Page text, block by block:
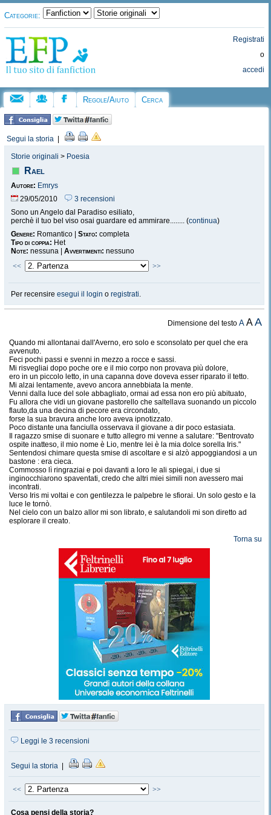
Categorie:
Registrati
o
accedi
Regole/Aiuto Cerca
Segui la storia
Storie originali > Poesia
Rael
Autore: Emrys
29/05/2010
3 recensioni
Sono un Angelo dal Paradiso esiliato,
perchè il tuo bel viso osai guardare ed ammirare........ (continua)
Genere: Romantico | Stato: completa
Tipo di coppia: Het
Note: nessuna | Avvertimenti: nessuno
<<
>>
Per recensire esegui il login o registrati.
Dimensione del testoA AA
Quando mi allontanai dall'Averno, ero solo e sconsolato per quel che era
avvenuto.
Feci pochi passi e svenni in mezzo a rocce e sassi.
Mi risvegliai dopo poche ore e il mio corpo non provava più dolore,
ero in un piccolo letto, in una capanna dove doveva esser riparato il tetto.
Mi alzai lentamente, avevo ancora annebbiata la mente.
Venni dalla luce del sole abbagliato, ormai ad essa non ero più abituato,
Fu allora che vidi un giovane pastorello che saltellava suonando un piccolo
flauto,da una decina di pecore era circondato,
forse la sua bravura anche loro aveva ipnotizzato.
Poco distante una fanciulla osservava il giovane a dir poco estasiata.
Il ragazzo smise di suonare e tutto allegro mi venne a salutare: "Bentrovato
ospite inatteso, il mio nome è Lio, mentre lei è la mia dolce sorella Iris."
Sentendosi chimare questa smise di ascoltare e si alzò appoggiandosi a un
bastone : era cieca.
Commosso lì ringraziai e poi davanti a loro le ali spiegai, i due si
inginocchiarono spaventati, credo che altri miei simili non avessero mai
incontrati.
Verso Iris mi voltai e con gentilezza le palpebre le sfiorai. Un solo gesto e la
luce le tornò.
Nel cielo con un balzo allor mi son librato, e salutandoli mi son diretto ad
esplorare il creato.
Torna su
Leggi le 3 recensioni
Segui la storia
<< >>
Cosa pensi della storia?